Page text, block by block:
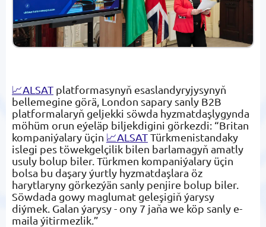
📈ALSAT platformasynyň esaslandyryjysynyň
bellemegine görä, London sapary sanly B2B
platformalaryň geljekki söwda hyzmatdaşlygynda
möhüm orun eýeläp biljekdigini görkezdi: “Britan
kompaniýalary üçin 📈ALSATTürkmenistandaky
islegi pes töwekgelçilik bilen barlamagyň amatly
usuly bolup biler. Türkmen kompaniýalary üçin
bolsa bu daşary ýurtly hyzmatdaşlara öz
harytlaryny görkezýän sanly penjire bolup biler.
Söwdada gowy maglumat geleşigiň ýarysy
diýmek. Galan ýarysy - ony 7 jaňa we köp sanly e-
maila ýitirmezlik.”